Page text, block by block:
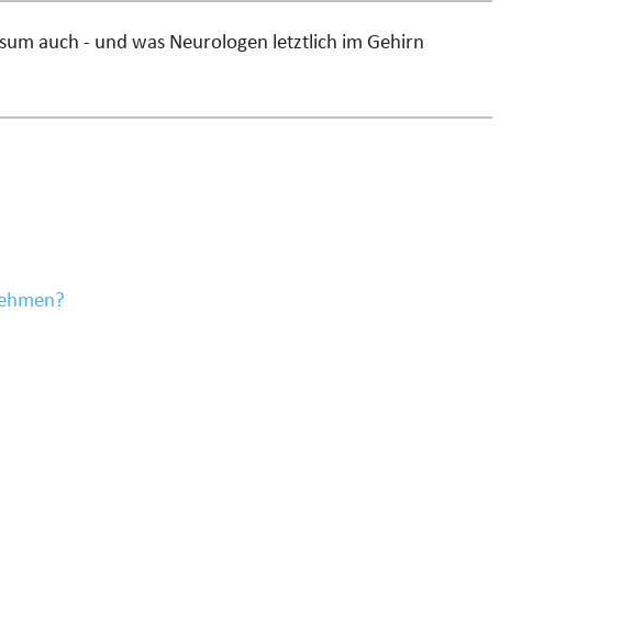
auch - und was Neurologen letztlich im Gehirn